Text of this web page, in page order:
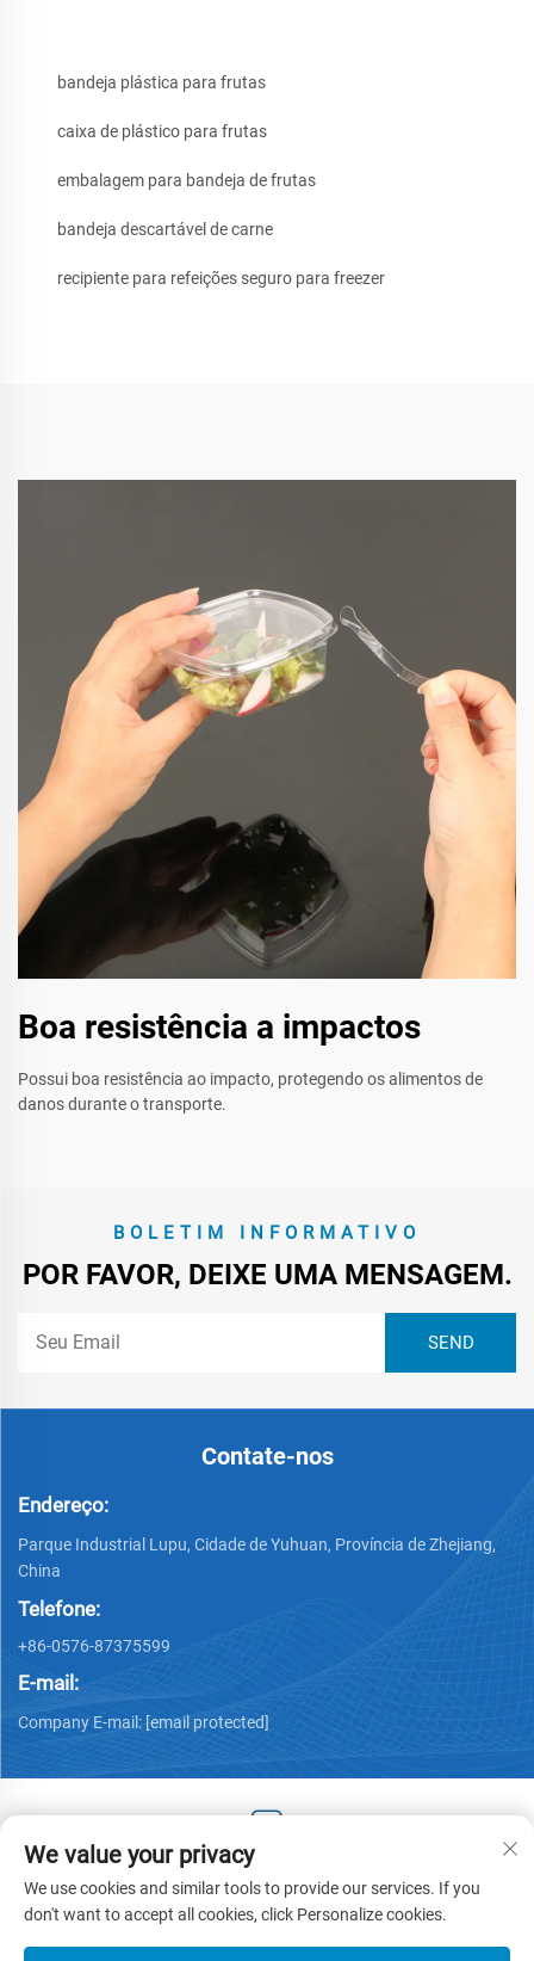
bandeja plástica para frutas
caixa de plástico para frutas
embalagem para bandeja de frutas
bandeja descartável de carne
recipiente para refeições seguro para freezer
Boa resistência a impactos
Possui boa resistência ao impacto, protegendo os alimentos de
danos durante o transporte.
BOLETIM INFORMATIVO
POR FAVOR, DEIXE UMA MENSAGEM.
Contate-nos
Endereço:
Parque Industrial Lupu, Cidade de Yuhuan, Província de Zhejiang,
China
Telefone:
+86-0576-87375599
E-mail:
Company E-mail: [email protected]
Copyright © 2025 by Zhejiang Hengjiang Plastic Co., Ltd. -
Política de privacidade
We value your privacy
We use cookies and similar tools to provide our services. If you
don't want to accept all cookies, click Personalize cookies.